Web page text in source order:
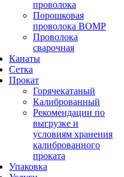
проволока
Порошковая
проволока ВОМР
Проволока
сварочная
Канаты
Сетка
Прокат
Горячекатаный
Калиброванный
Рекомендации по
выгрузке и
условиям хранения
калиброванного
проката
Упаковка